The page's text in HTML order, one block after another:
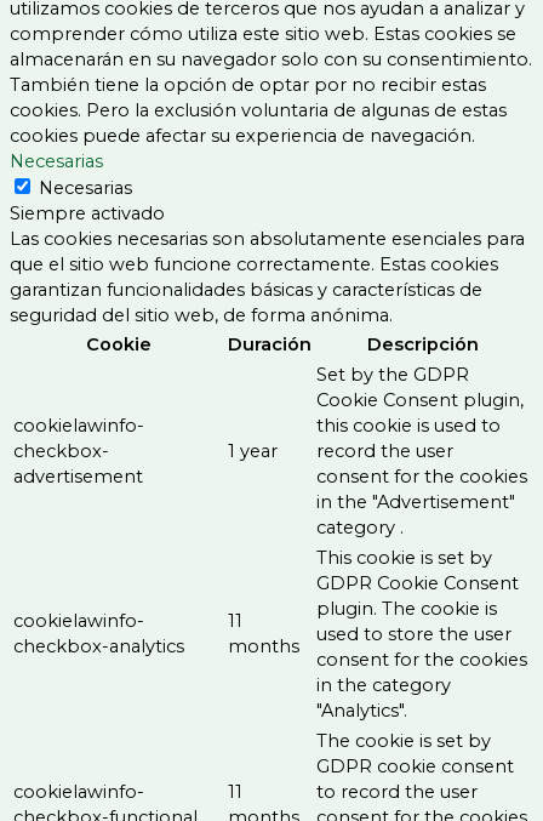
utilizamos cookies de terceros que nos ayudan a analizar y
comprender cómo utiliza este sitio web. Estas cookies se
almacenarán en su navegador solo con su consentimiento.
También tiene la opción de optar por no recibir estas
cookies. Pero la exclusión voluntaria de algunas de estas
cookies puede afectar su experiencia de navegación.
Necesarias
Necesarias
Siempre activado
Las cookies necesarias son absolutamente esenciales para
que el sitio web funcione correctamente. Estas cookies
garantizan funcionalidades básicas y características de
seguridad del sitio web, de forma anónima.
Cookie
Duración Descripción
cookielawinfo-
checkbox-
advertisement
1 year
Set by the GDPR
Cookie Consent plugin,
this cookie is used to
record the user
consent for the cookies
in the "Advertisement"
category .
cookielawinfo-
checkbox-analytics
11
months
This cookie is set by
GDPR Cookie Consent
plugin. The cookie is
used to store the user
consent for the cookies
in the category
"Analytics".
cookielawinfo-
11
The cookie is set by
GDPR cookie consent
to record the user